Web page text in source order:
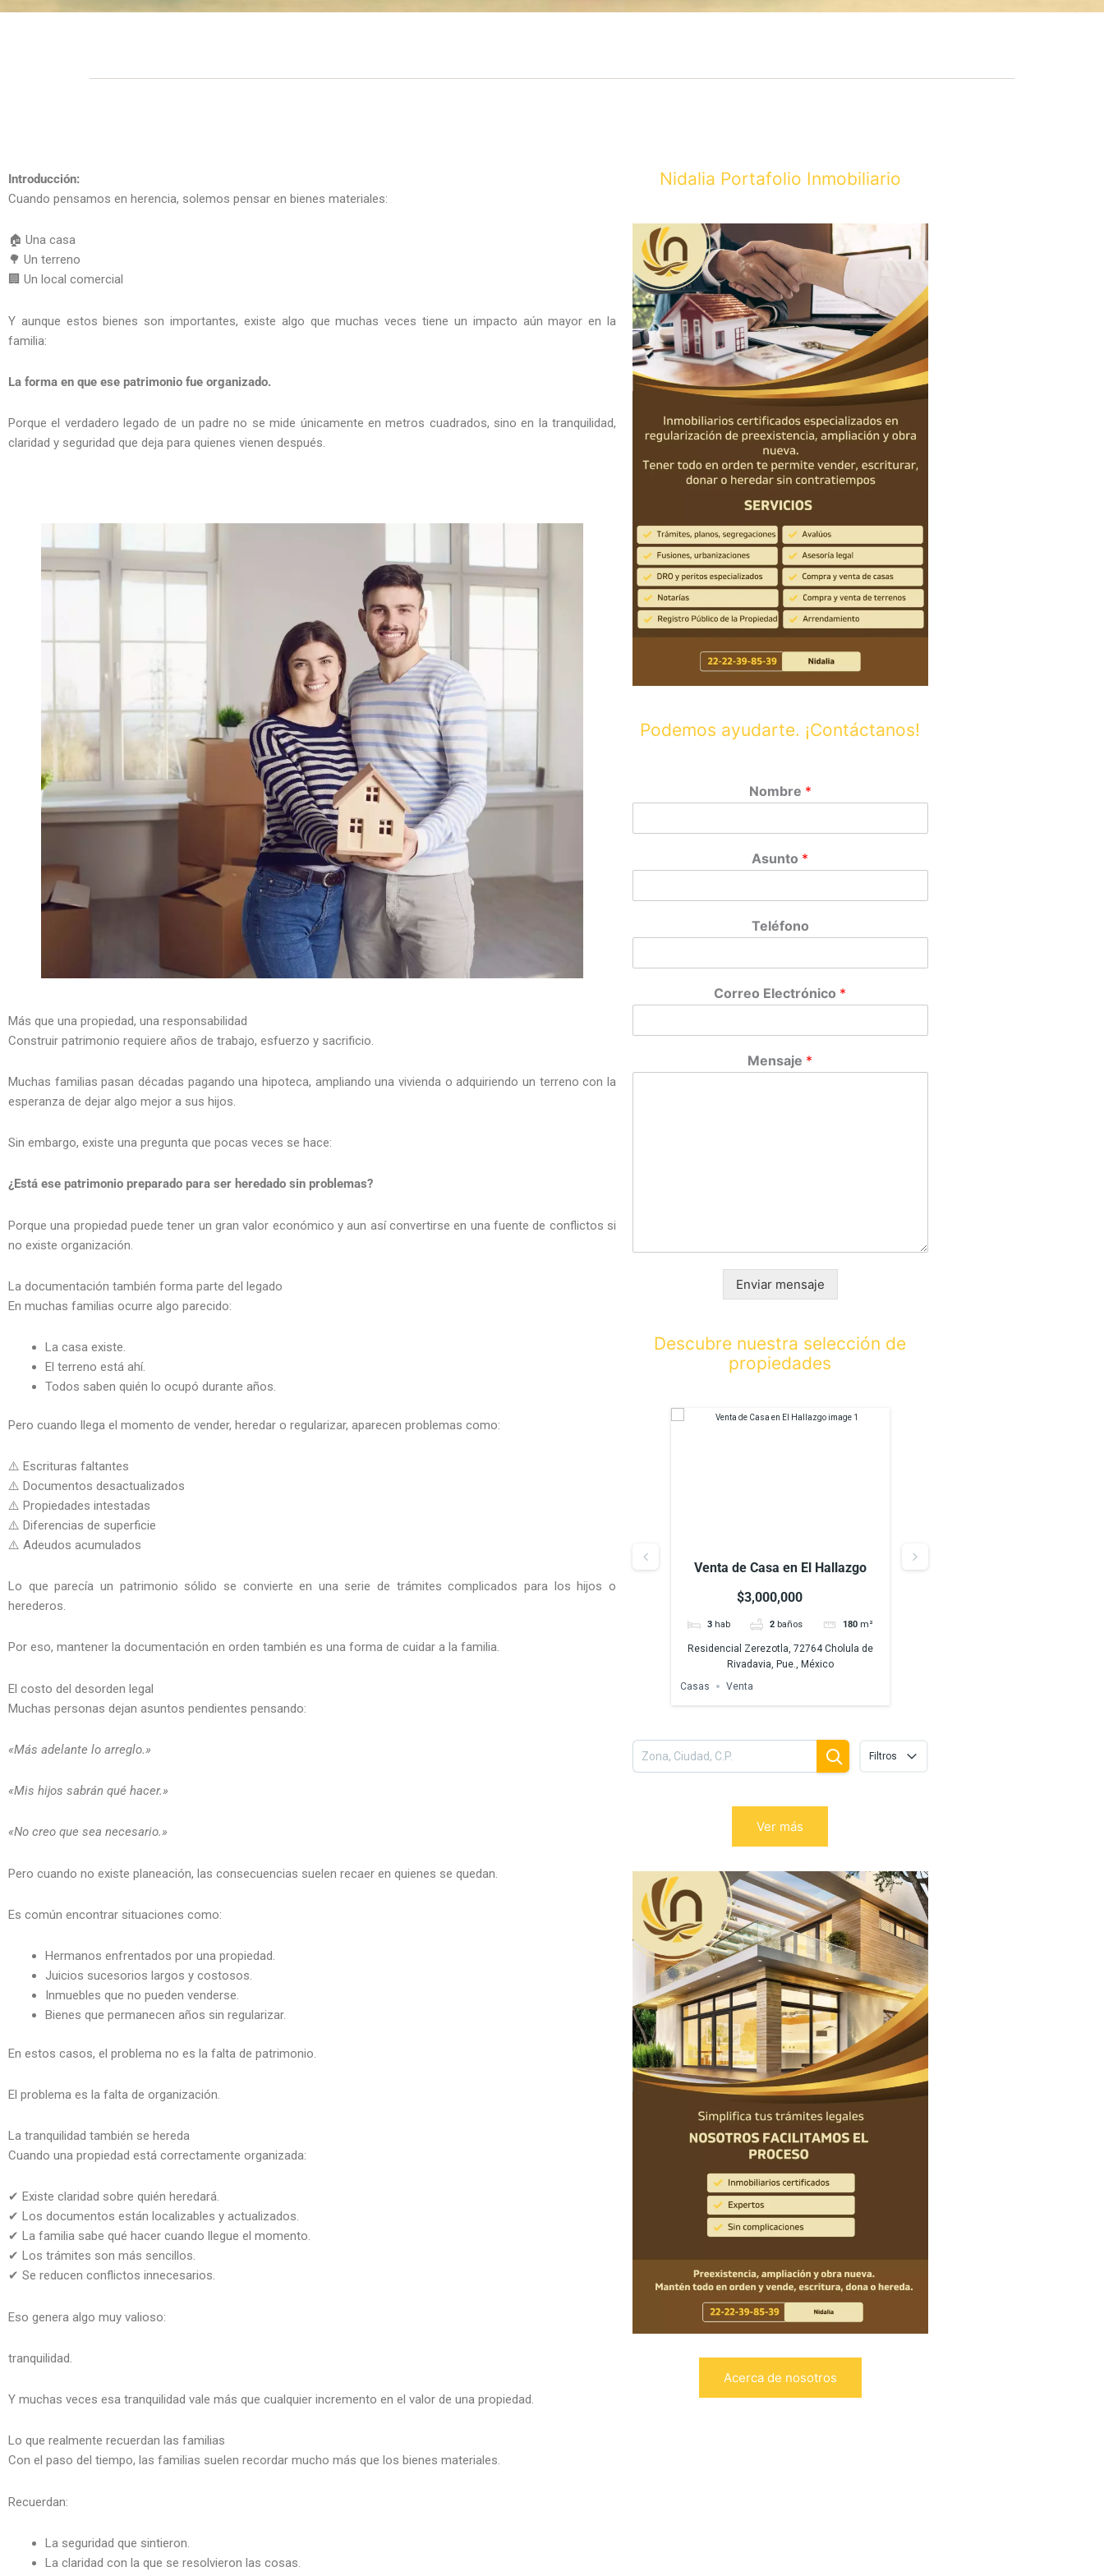
Introducción:
Cuando pensamos en herencia, solemos pensar en bienes materiales:
🏠 Una casa
🌳 Un terreno
🏢 Un local comercial
Y aunque estos bienes son importantes, existe algo que muchas veces tiene un impacto aún mayor en la
familia:
La forma en que ese patrimonio fue organizado.
Porque el verdadero legado de un padre no se mide únicamente en metros cuadrados, sino en la tranquilidad,
claridad y seguridad que deja para quienes vienen después.
Más que una propiedad, una responsabilidad
Construir patrimonio requiere años de trabajo, esfuerzo y sacrificio.
Muchas familias pasan décadas pagando una hipoteca, ampliando una vivienda o adquiriendo un terreno con la
esperanza de dejar algo mejor a sus hijos.
Sin embargo, existe una pregunta que pocas veces se hace:
¿Está ese patrimonio preparado para ser heredado sin problemas?
Porque una propiedad puede tener un gran valor económico y aun así convertirse en una fuente de conflictos si
no existe organización.
La documentación también forma parte del legado
En muchas familias ocurre algo parecido:
La casa existe.
El terreno está ahí.
Todos saben quién lo ocupó durante años.
Pero cuando llega el momento de vender, heredar o regularizar, aparecen problemas como:
⚠️ Escrituras faltantes
⚠️ Documentos desactualizados
⚠️ Propiedades intestadas
⚠️ Diferencias de superficie
⚠️ Adeudos acumulados
Lo que parecía un patrimonio sólido se convierte en una serie de trámites complicados para los hijos o
herederos.
Por eso, mantener la documentación en orden también es una forma de cuidar a la familia.
El costo del desorden legal
Muchas personas dejan asuntos pendientes pensando:
«Más adelante lo arreglo.»
«Mis hijos sabrán qué hacer.»
«No creo que sea necesario.»
Pero cuando no existe planeación, las consecuencias suelen recaer en quienes se quedan.
Es común encontrar situaciones como:
Hermanos enfrentados por una propiedad.
Juicios sucesorios largos y costosos.
Inmuebles que no pueden venderse.
Bienes que permanecen años sin regularizar.
En estos casos, el problema no es la falta de patrimonio.
El problema es la falta de organización.
La tranquilidad también se hereda
Cuando una propiedad está correctamente organizada:
✔ Existe claridad sobre quién heredará.
✔ Los documentos están localizables y actualizados.
✔ La familia sabe qué hacer cuando llegue el momento.
✔ Los trámites son más sencillos.
✔ Se reducen conflictos innecesarios.
Eso genera algo muy valioso:
tranquilidad.
Y muchas veces esa tranquilidad vale más que cualquier incremento en el valor de una propiedad.
Lo que realmente recuerdan las familias
Con el paso del tiempo, las familias suelen recordar mucho más que los bienes materiales.
Recuerdan:
La seguridad que sintieron.
La claridad con la que se resolvieron las cosas.
Nidalia Portafolio Inmobiliario
Podemos ayudarte. ¡Contáctanos!
Nombre *
Asunto *
Teléfono
Correo Electrónico *
Mensaje *
Enviar mensaje
Descubre nuestra selección de
propiedades
Venta de Terreno zona Zerezotla,
San Pedro Cholula
$8,000,000
Venta de Casa en El Hallazgo
$3,000,000
3 hab 2 baños 180 m²
Residencial Zerezotla, 72764 Cholula de
Rivadavia, Pue., México
Casas
Venta
Filtros
Ver más
Acerca de nosotros